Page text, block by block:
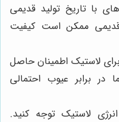
با تاریخ تولید قدیمی
ممکن است کیفیت
برای لاستیک اطمینان حاصل
در برابر عیوب احتمالی
لاستیک توجه کنید.